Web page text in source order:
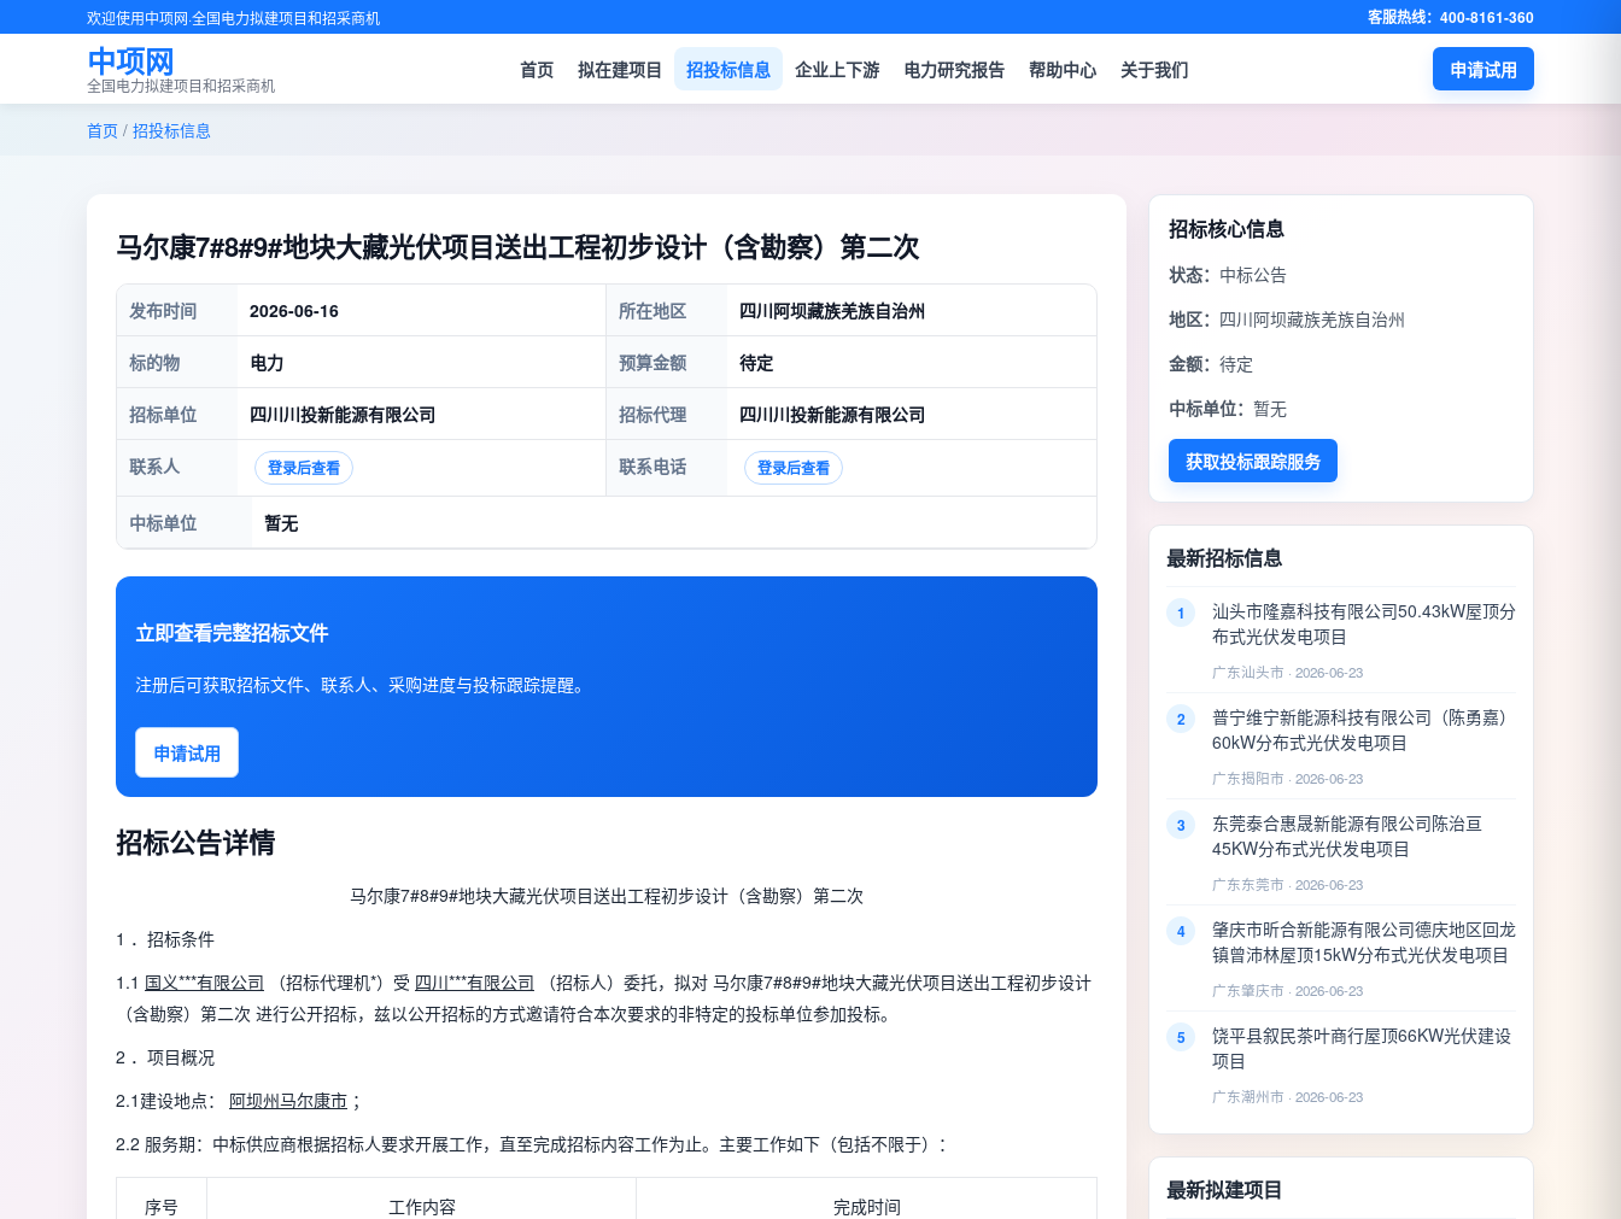
欢迎使用中项网·全国电力拟建项目和招采商机 客服热线：400-8161-360
中项网
全国电力拟建项目和招采商机
首页 拟在建项目 招投标信息 企业上下游 电力研究报告 帮助中心 关于我们 申请试用
首页 / 招投标信息
马尔康7#8#9#地块大藏光伏项目送出工程初步设计（含勘察）第二次
发布时间 2026-06-16 所在地区 四川阿坝藏族羌族自治州
标的物 电力 预算金额 待定
招标单位 四川川投新能源有限公司 招标代理 四川川投新能源有限公司
联系人 登录后查看 联系电话 登录后查看
中标单位 暂无
立即查看完整招标文件
注册后可获取招标文件、联系人、采购进度与投标跟踪提醒。
申请试用
招标公告详情
马尔康7#8#9#地块大藏光伏项目送出工程初步设计（含勘察）第二次
1 ．招标条件
1.1 国义***有限公司 （招标代理机*）受 四川***有限公司 （招标人）委托，拟对 马尔康7#8#9#地块大藏光伏项目送出工程初步设计
（含勘察）第二次 进行公开招标，兹以公开招标的方式邀请符合本次要求的非特定的投标单位参加投标。
2 ．项目概况
2.1建设地点： 阿坝州马尔康市 ；
2.2 服务期：中标供应商根据招标人要求开展工作，直至完成招标内容工作为止。主要工作如下（包括不限于）：
序号 工作内容 完成时间
招标核心信息
状态： 中标公告
地区： 四川阿坝藏族羌族自治州
金额： 待定
中标单位： 暂无
获取投标跟踪服务
最新招标信息
1
汕头市隆嘉科技有限公司50.43kW屋顶分
布式光伏发电项目
广东汕头市 · 2026-06-23
2
普宁维宁新能源科技有限公司（陈勇嘉）
60kW分布式光伏发电项目
广东揭阳市 · 2026-06-23
3
东莞泰合惠晟新能源有限公司陈治亘
45KW分布式光伏发电项目
广东东莞市 · 2026-06-23
4
肇庆市昕合新能源有限公司德庆地区回龙
镇曾沛林屋顶15kW分布式光伏发电项目
广东肇庆市 · 2026-06-23
5
饶平县叙民茶叶商行屋顶66KW光伏建设
项目
广东潮州市 · 2026-06-23
最新拟建项目